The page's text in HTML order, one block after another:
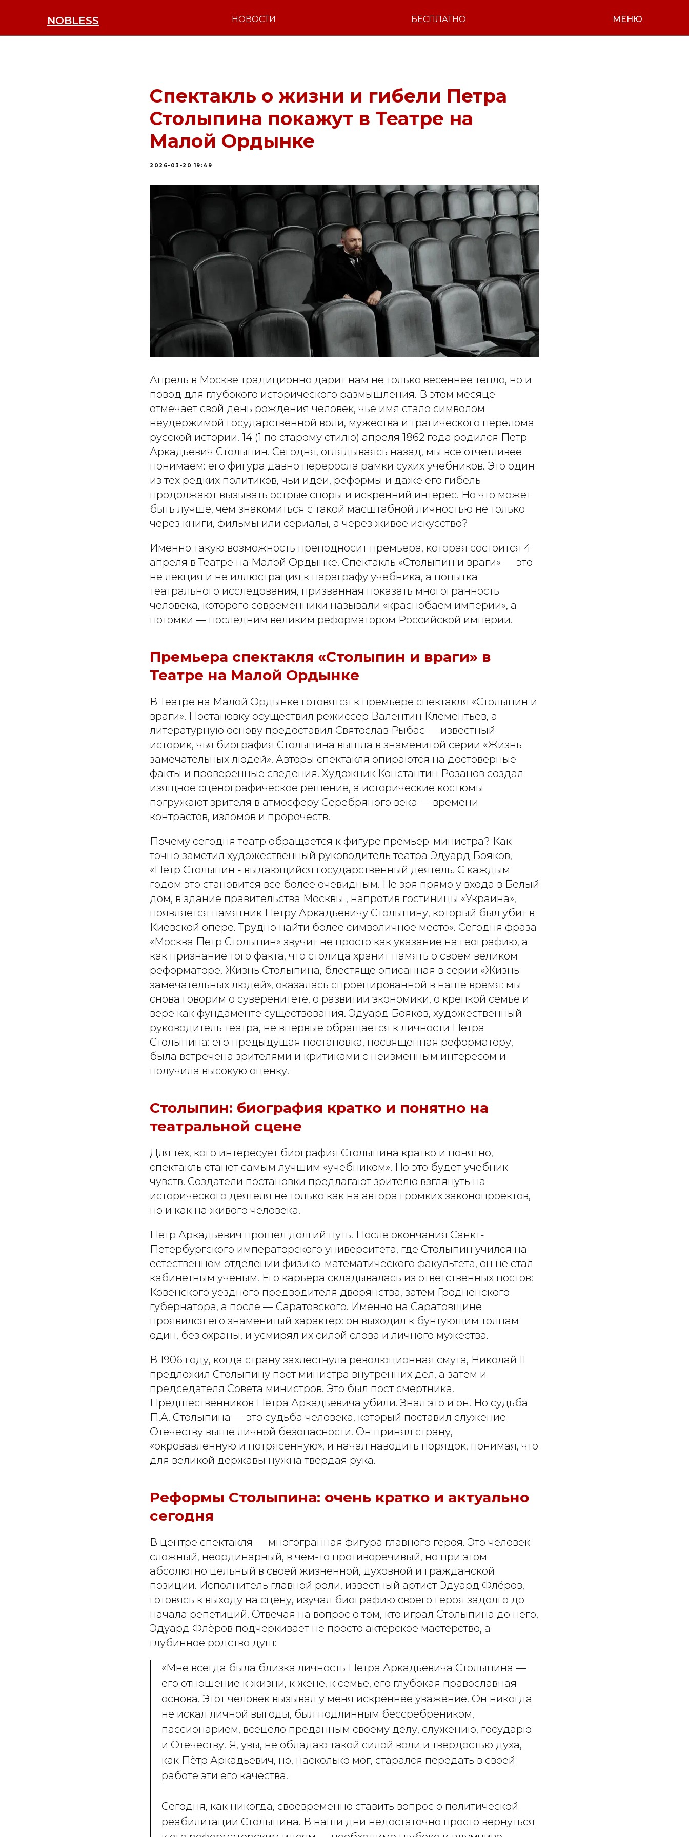
NOBLESS МЕНЮ
НОВОСТИ БЕСПЛАТНО
Спектакль о жизни и гибели Петра
Столыпина покажут в Театре на
Малой Ордынке
2026-03-20 19:49
Апрель в Москве традиционно дарит нам не только весеннее тепло, но и
повод для глубокого исторического размышления. В этом месяце
отмечает свой день рождения человек, чье имя стало символом
неудержимой государственной воли, мужества и трагического перелома
русской истории. 14 (1 по старому стилю) апреля 1862 года родился Петр
Аркадьевич Столыпин. Сегодня, оглядываясь назад, мы все отчетливее
понимаем: его фигура давно переросла рамки сухих учебников. Это один
из тех редких политиков, чьи идеи, реформы и даже его гибель
продолжают вызывать острые споры и искренний интерес. Но что может
быть лучше, чем знакомиться с такой масштабной личностью не только
через книги, фильмы или сериалы, а через живое искусство?
Именно такую возможность преподносит премьера, которая состоится 4
апреля в Театре на Малой Ордынке. Спектакль «Столыпин и враги» — это
не лекция и не иллюстрация к параграфу учебника, а попытка
театрального исследования, призванная показать многогранность
человека, которого современники называли «краснобаем империи», а
потомки — последним великим реформатором Российской империи.
Премьера спектакля «Столыпин и враги» в
Театре на Малой Ордынке
В Театре на Малой Ордынке готовятся к премьере спектакля «Столыпин и
враги». Постановку осуществил режиссер Валентин Клементьев, а
литературную основу предоставил Святослав Рыбас — известный
историк, чья биография Столыпина вышла в знаменитой серии «Жизнь
замечательных людей». Авторы спектакля опираются на достоверные
факты и проверенные сведения. Художник Константин Розанов создал
изящное сценографическое решение, а исторические костюмы
погружают зрителя в атмосферу Серебряного века — времени
контрастов, изломов и пророчеств.
Почему сегодня театр обращается к фигуре премьер-министра? Как
точно заметил художественный руководитель театра Эдуард Бояков,
«Петр Столыпин - выдающийся государственный деятель. С каждым
годом это становится все более очевидным. Не зря прямо у входа в Белый
дом, в здание правительства Москвы , напротив гостиницы «Украина»,
появляется памятник Петру Аркадьевичу Столыпину, который был убит в
Киевской опере. Трудно найти более символичное место». Сегодня фраза
«Москва Петр Столыпин» звучит не просто как указание на географию, а
как признание того факта, что столица хранит память о своем великом
реформаторе. Жизнь Столыпина, блестяще описанная в серии «Жизнь
замечательных людей», оказалась спроецированной в наше время: мы
снова говорим о суверенитете, о развитии экономики, о крепкой семье и
вере как фундаменте существования. Эдуард Бояков, художественный
руководитель театра, не впервые обращается к личности Петра
Столыпина: его предыдущая постановка, посвященная реформатору,
была встречена зрителями и критиками с неизменным интересом и
получила высокую оценку.
Столыпин: биография кратко и понятно на
театральной сцене
Для тех, кого интересует биография Столыпина кратко и понятно,
спектакль станет самым лучшим «учебником». Но это будет учебник
чувств. Создатели постановки предлагают зрителю взглянуть на
исторического деятеля не только как на автора громких законопроектов,
но и как на живого человека.
Петр Аркадьевич прошел долгий путь. После окончания Санкт-
Петербургского императорского университета, где Столыпин учился на
естественном отделении физико-математического факультета, он не стал
кабинетным ученым. Его карьера складывалась из ответственных постов:
Ковенского уездного предводителя дворянства, затем Гродненского
губернатора, а после — Саратовского. Именно на Саратовщине
проявился его знаменитый характер: он выходил к бунтующим толпам
один, без охраны, и усмирял их силой слова и личного мужества.
В 1906 году, когда страну захлестнула революционная смута, Николай II
предложил Столыпину пост министра внутренних дел, а затем и
председателя Совета министров. Это был пост смертника.
Предшественников Петра Аркадьевича убили. Знал это и он. Но судьба
П.А. Столыпина — это судьба человека, который поставил служение
Отечеству выше личной безопасности. Он принял страну,
«окровавленную и потрясенную», и начал наводить порядок, понимая, что
для великой державы нужна твердая рука.
Реформы Столыпина: очень кратко и актуально
сегодня
В центре спектакля — многогранная фигура главного героя. Это человек
сложный, неординарный, в чем-то противоречивый, но при этом
абсолютно цельный в своей жизненной, духовной и гражданской
позиции. Исполнитель главной роли, известный артист Эдуард Флёров,
готовясь к выходу на сцену, изучал биографию своего героя задолго до
начала репетиций. Отвечая на вопрос о том, кто играл Столыпина до него,
Эдуард Флёров подчеркивает не просто актерское мастерство, а
глубинное родство душ:
«Мне всегда была близка личность Петра Аркадьевича Столыпина —
его отношение к жизни, к жене, к семье, его глубокая православная
основа. Этот человек вызывал у меня искреннее уважение. Он никогда
не искал личной выгоды, был подлинным бессребреником,
пассионарием, всецело преданным своему делу, служению, государю
и Отечеству. Я, увы, не обладаю такой силой воли и твёрдостью духа,
как Пётр Аркадьевич, но, насколько мог, старался передать в своей
работе эти его качества.
Сегодня, как никогда, своевременно ставить вопрос о политической
реабилитации Столыпина. В наши дни недостаточно просто вернуться